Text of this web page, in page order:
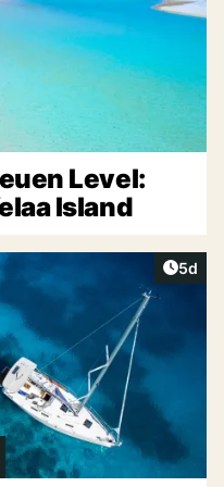
Level:
Island
5d